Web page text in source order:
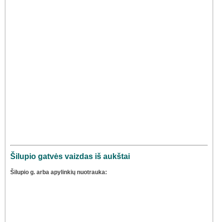
Šilupio gatvės vaizdas iš aukštai
Šilupio g. arba apylinkių nuotrauka: